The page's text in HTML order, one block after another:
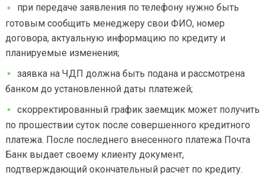
при передаче заявления по телефону нужно быть
готовым сообщить менеджеру свои ФИО, номер
договора, актуальную информацию по кредиту и
планируемые изменения;
заявка на ЧДП должна быть подана и рассмотрена
банком до установленной даты платежей;
скорректированный график заемщик может получить
по прошествии суток после совершенного кредитного
платежа. После последнего внесенного платежа Почта
Банк выдает своему клиенту документ,
подтверждающий окончательный расчет по кредиту.